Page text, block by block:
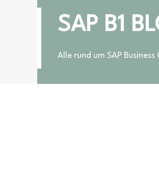
SAP B1
Alle rund um SAP